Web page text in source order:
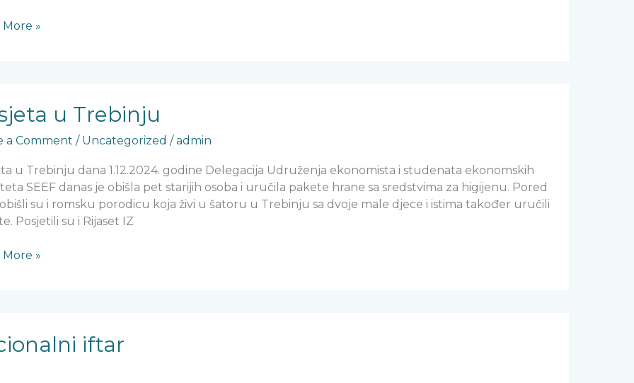
More »
u Trebinju​
a Comment / Uncategorized /admin
u Trebinju dana 1.12.2024. godine Delegacija Udruženja ekonomista i studenata ekonomskih
SEEF danas je obišla pet starijih osoba i uručila pakete hrane sa sredstvima za higijenu. Pored
su i romsku porodicu koja živi u šatoru u Trebinju sa dvoje male djece i istima također uručili
Posjetili su i Rijaset IZ
More »
iftar